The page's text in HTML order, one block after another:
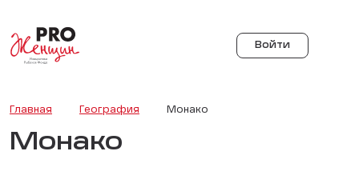
Войти
Главная География Монако
Монако